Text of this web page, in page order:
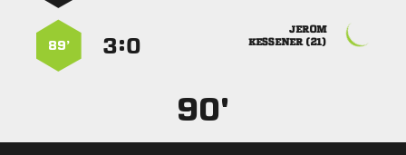

 
:
89’
90'